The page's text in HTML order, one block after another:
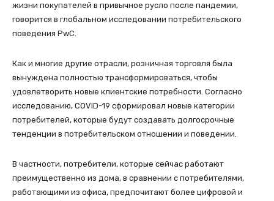
жизни покупателей в привычное русло после пандемии,
говорится в глобальном исследовании потребительского
поведения PwC.
Как и многие другие отрасли, розничная торговля была
вынуждена полностью трансформироваться, чтобы
удовлетворить новые клиентские потребности. Согласно
исследованию, COVID-19 сформировал новые категории
потребителей, которые будут создавать долгосрочные
тенденции в потребительском отношении и поведении.
В частности, потребители, которые сейчас работают
преимущественно из дома, в сравнении с потребителями,
работающими из офиса, предпочитают более цифровой и